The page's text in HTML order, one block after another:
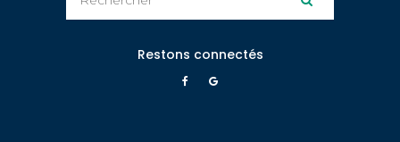
Restons connectés